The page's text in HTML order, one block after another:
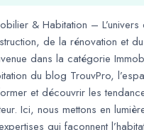
& Habitation – L’univers
de la rénovation et
dans la catégorie
du blog TrouvPro,
et découvrir les
Ici, nous mettons en
qui façonnent